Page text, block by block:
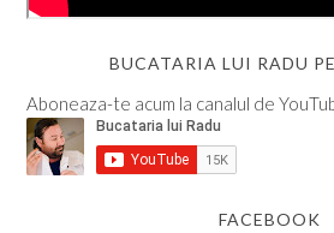
BUCATARIA LUI RADU
Aboneaza-te acum la canalul de
FACEBOOK